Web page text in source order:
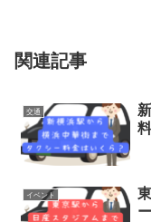
関連記事
交通
イベント